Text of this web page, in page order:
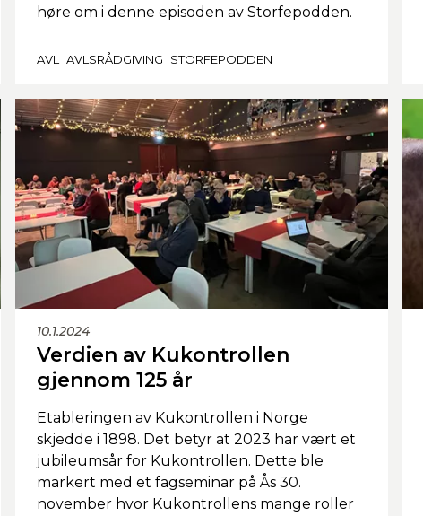
høre om i denne episoden av Storfepodden.
AVL AVLSRÅDGIVING STORFEPODDEN
10.1.2024
Verdien av Kukontrollen
gjennom 125 år
Etableringen av Kukontrollen i Norge
skjedde i 1898. Det betyr at 2023 har vært et
jubileumsår for Kukontrollen. Dette ble
markert med et fagseminar på Ås 30.
november hvor Kukontrollens mange roller